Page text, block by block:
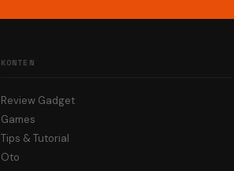
KONTEN
Review Gadget
Games
Tips & Tutorial
Oto